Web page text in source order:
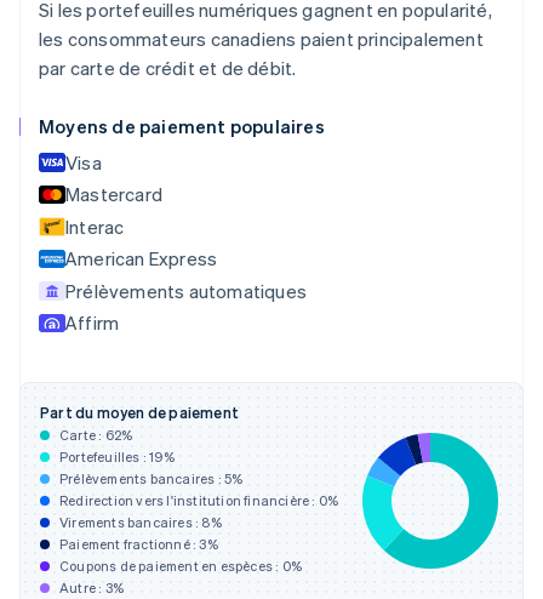
Si les portefeuilles numériques gagnent en popularité,
les consommateurs canadiens paient principalement
par carte de crédit et de débit.
Moyens de paiement populaires
Visa
Mastercard
Interac
American Express
Prélèvements automatiques
Affirm
Part du moyen de paiement
Carte : 62%
Portefeuilles :19%
Prélèvements bancaires : 5%
Redirection vers l'institution financière : 0%
Virements bancaires : 8%
Paiement fractionné :3%
Coupons de paiement en espèces : 0%
Autre : 3%
English
Canada
Français
Chine continentale
Chypre
English
English Italiano
Danemark
English
Émirats arabes unis
English
Espagne
Estonie
English
États-Unis
EnglishEspañol
Finlande
EnglishSvenska
France
Français English
Gibraltar